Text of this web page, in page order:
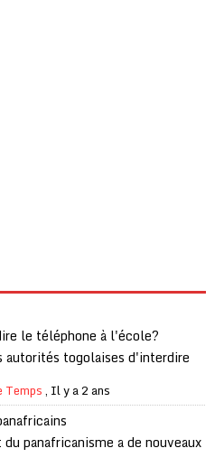
le téléphone à l'école?
autorités togolaises d'interdire
Temps, Il y a 2 ans
panafricanisme a de nouveaux